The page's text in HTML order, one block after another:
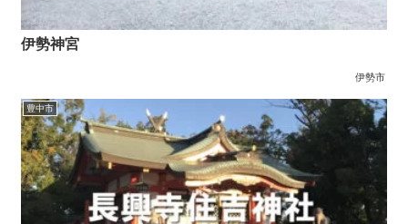
伊勢神宮
伊勢市
豊中市